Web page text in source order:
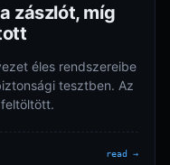
zászlót, míg
éles rendszereibe
tesztben. Az
read →